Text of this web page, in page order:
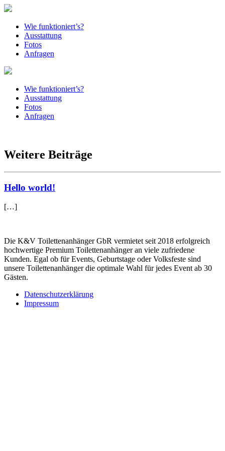
Wie funktioniert’s?
Ausstattung
Fotos
Anfragen
Wie funktioniert’s?
Ausstattung
Fotos
Anfragen
Weitere Beiträge
Hello world!
[…]
Die K&V Toilettenanhänger GbR vermietet seit 2018 erfolgreich
hochwertige Premium Toilettenanhänger an viele zufriedene
Kunden. Egal ob für Events, Geburtstage oder Volksfeste sind
unsere Toilettenanhänger die optimale Wahl für jedes Event ab 30
Gästen.
Datenschutzerklärung
Impressum